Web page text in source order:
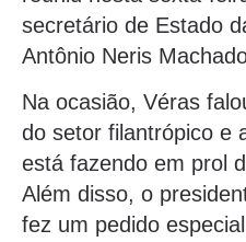
secretário de Estado
Antônio Neris
Na ocasião, Véras
do setor filantrópico e
está fazendo em prol
Além disso, o
fez um pedido